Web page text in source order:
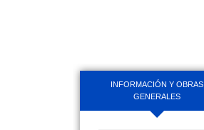
INFORMACIÓN Y OBRAS
GENERALES